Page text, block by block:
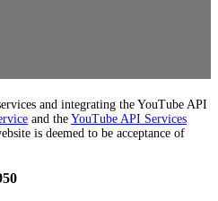
and integrating the YouTube API
and the YouTube API Services
is deemed to be acceptance of